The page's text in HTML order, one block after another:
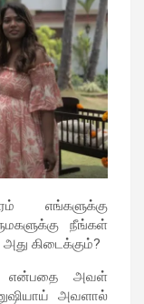
எங்களுக்கு
நீங்கள்
கிடைக்கும்?
என்பதை அவள்
அவளால்